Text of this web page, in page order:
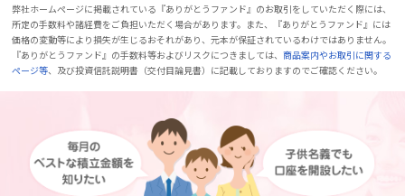
弊社ホームページに掲載されている『ありがとうファンド』のお取引をしていただく際には、
所定の手数料や諸経費をご負担いただく場合があります。また、『ありがとうファンド』には
価格の変動等により損失が生じるおそれがあり、元本が保証されているわけではありません。
『ありがとうファンド』の手数料等およびリスクにつきましては、商品案内やお取引に関する
ページ等、及び投資信託説明書（交付目論見書）に記載しておりますのでご確認ください。